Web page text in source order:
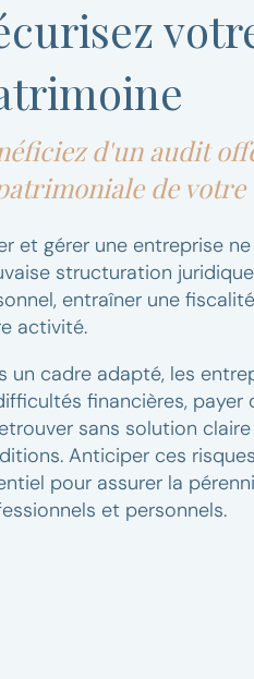
d'un audit
de
et gérer une entreprise
structuration
entraîner une
activité.
un cadre adapté, les
financières, payer
sans solution
Anticiper ces
pour assurer la
et personnels.